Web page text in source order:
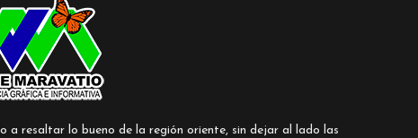
resaltar lo bueno de la región oriente, sin dejar al lado las